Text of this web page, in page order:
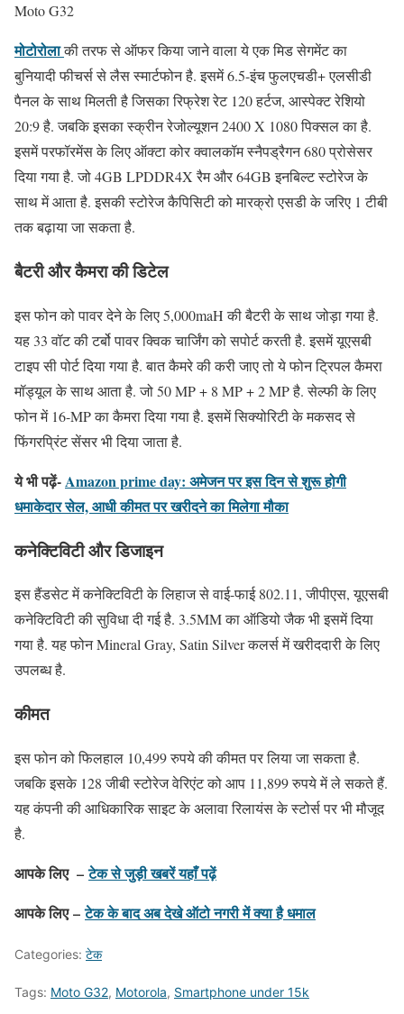
Moto G32
मोटोरोलाकी तरफ से ऑफर किया जाने वाला ये एक मिड सेगमेंट का
बुनियादी फीचर्स से लैस स्मार्टफोन है. इसमें 6.5-इंच फुलएचडी+ एलसीडी
पैनल के साथ मिलती है जिसका रिफ्रेश रेट 120 हर्टज, आस्पेक्ट रेशियो
20:9 है. जबकि इसका स्क्रीन रेजोल्यूशन 2400 X 1080 पिक्सल का है.
इसमें परफॉरमेंस के लिए ऑक्टा कोर क्वालकॉम स्नैपड्रैगन 680 प्रोसेसर
दिया गया है. जो 4GB LPDDR4X रैम और 64GB इनबिल्ट स्टोरेज के
साथ में आता है. इसकी स्टोरेज कैपिसिटी को मारक्रो एसडी के जरिए 1 टीबी
तक बढ़ाया जा सकता है.
बैटरी और कैमरा की डिटेल
इस फोन को पावर देने के लिए 5,000maH की बैटरी के साथ जोड़ा गया है.
यह 33 वॉट की टर्बो पावर क्विक चार्जिंग को सपोर्ट करती है. इसमें यूएसबी
टाइप सी पोर्ट दिया गया है. बात कैमरे की करी जाए तो ये फोन ट्रिपल कैमरा
मॉड्यूल के साथ आता है. जो 50 MP + 8 MP + 2 MP है. सेल्फी के लिए
फोन में 16-MP का कैमरा दिया गया है. इसमें सिक्योरिटी के मकसद से
फिंगरप्रिंट सेंसर भी दिया जाता है.
ये भी पढ़ें-Amazon prime day: अमेजन पर इस दिन से शुरू होगी
धमाकेदार सेल, आधी कीमत पर खरीदने का मिलेगा मौका
कनेक्टिविटी और डिजाइन
इस हैंडसेट में कनेक्टिविटी के लिहाज से वाई-फाई 802.11, जीपीएस, यूएसबी
कनेक्टिविटी की सुविधा दी गई है. 3.5MM का ऑडियो जैक भी इसमें दिया
गया है. यह फोन Mineral Gray, Satin Silver कलर्स में खरीददारी के लिए
उपलब्ध है.
कीमत
इस फोन को फिलहाल 10,499 रुपये की कीमत पर लिया जा सकता है.
जबकि इसके 128 जीबी स्टोरेज वेरिएंट को आप 11,899 रुपये में ले सकते हैं.
यह कंपनी की आधिकारिक साइट के अलावा रिलायंस के स्टोर्स पर भी मौजूद
है.
आपके लिए –टेक से जुड़ी खबरें यहाँ पढ़ें
आपके लिए – टेक के बाद अब देखे ऑटो नगरी में क्या है धमाल
Categories: टेक
Tags: Moto G32, Motorola, Smartphone under 15k